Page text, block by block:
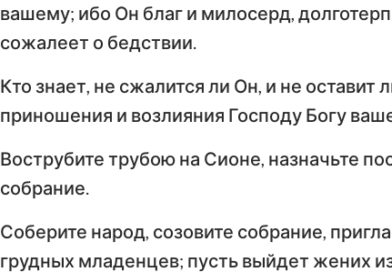
вашему; ибо Он благ и милосерд,
сожалеет о бедствии.
Кто знает, не сжалится ли Он, и не оставит
приношения и возлияния Господу Богу
Вострубите трубою на Сионе, назначьте
собрание.
Соберите народ, созовите собрание,
грудных младенцев; пусть выйдет жених